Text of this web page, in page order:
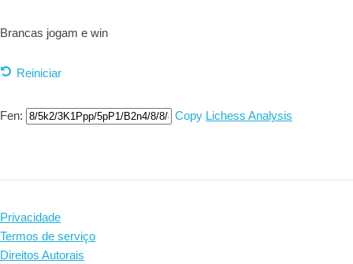
Brancas jogam e win
Reiniciar
Fen: Copy Lichess Analysis
Privacidade
Termos de serviço
Direitos Autorais